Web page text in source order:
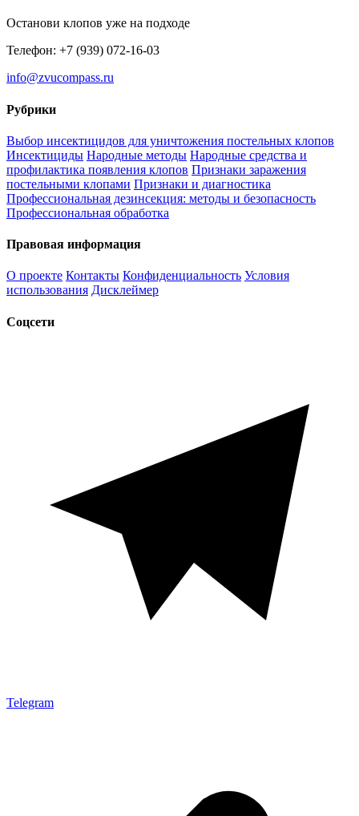
Останови клопов уже на подходе
Телефон: +7 (939) 072-16-03
info@zvucompass.ru
Рубрики
Выбор инсектицидов для уничтожения постельных клопов
Инсектициды Народные методы Народные средства и
профилактика появления клопов Признаки заражения
постельными клопами Признаки и диагностика
Профессиональная дезинсекция: методы и безопасность
Профессиональная обработка
Правовая информация
О проекте Контакты Конфиденциальность Условия
использования Дисклеймер
Соцсети
Telegram